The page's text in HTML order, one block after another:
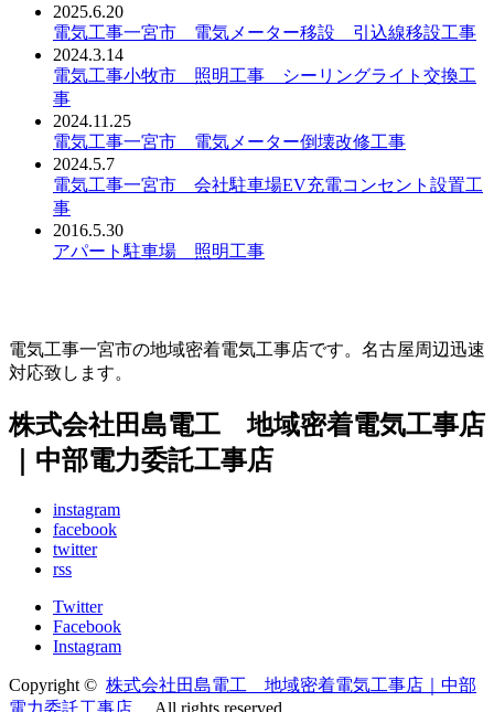
2025.6.20
電気工事一宮市 電気メーター移設 引込線移設工事
2024.3.14
電気工事小牧市 照明工事 シーリングライト交換工
事
2024.11.25
電気工事一宮市 電気メーター倒壊改修工事
2024.5.7
電気工事一宮市 会社駐車場EV充電コンセント設置工
事
2016.5.30
アパート駐車場 照明工事
電気工事一宮市の地域密着電気工事店です。名古屋周辺迅速
対応致します。
株式会社田島電工 地域密着電気工事店
｜中部電力委託工事店
instagram
facebook
twitter
rss
Twitter
Facebook
Instagram
Copyright © 株式会社田島電工 地域密着電気工事店｜中部